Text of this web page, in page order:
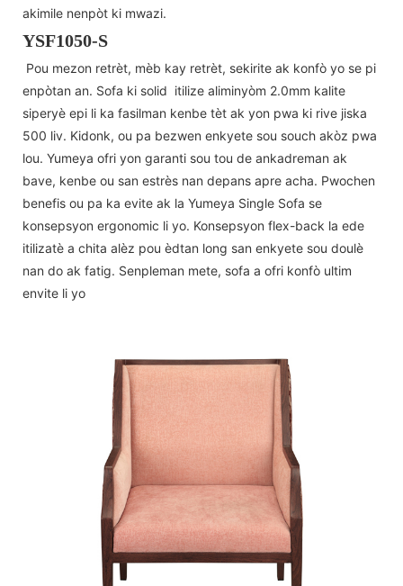
akimile nenpòt ki mwazi.
YSF1050-S
Pou mezon retrèt, mèb kay retrèt, sekirite ak konfò yo se pi
enpòtan an. Sofa ki solid itilize aliminyòm 2.0mm kalite
siperyè epi li ka fasilman kenbe tèt ak yon pwa ki rive jiska
500 liv. Kidonk, ou pa bezwen enkyete sou souch akòz pwa
lou. Yumeya ofri yon garanti sou tou de ankadreman ak
bave, kenbe ou san estrès nan depans apre acha. Pwochen
benefis ou pa ka evite ak la Yumeya Single Sofa se
konsepsyon ergonomic li yo. Konsepsyon flex-back la ede
itilizatè a chita alèz pou èdtan long san enkyete sou doulè
nan do ak fatig. Senpleman mete, sofa a ofri konfò ultim
envite li yo